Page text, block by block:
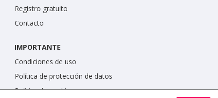
Registro gratuito
Contacto
IMPORTANTE
Condiciones de uso
Política de protección de datos
Política de cookies